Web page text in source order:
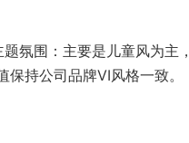
题氛围：主要是儿童风为主
保持公司品牌VI风格一致。